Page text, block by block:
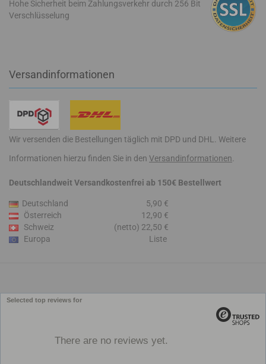
Hohe Sicherheit beim Zahlungsverkehr durch 256 Bit
Verschlüsselung
Versandinformationen
Wir versenden die Bestellungen täglich mit DPD und DHL. Weitere
Informationen hierzu finden Sie in den Versandinformationen
Deutschlandweit Versandkostenfrei ab 150€ Bestellwert
Deutschland
5,90 €
Österreich
12,90 €
Schweiz
(netto) 22,50 €
Europa
Liste
Selected top reviews for
There are no reviews yet.